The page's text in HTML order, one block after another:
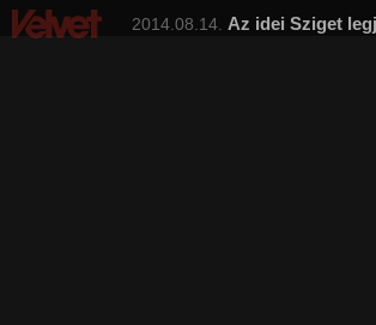
Az idei Sziget
2014.08.14.